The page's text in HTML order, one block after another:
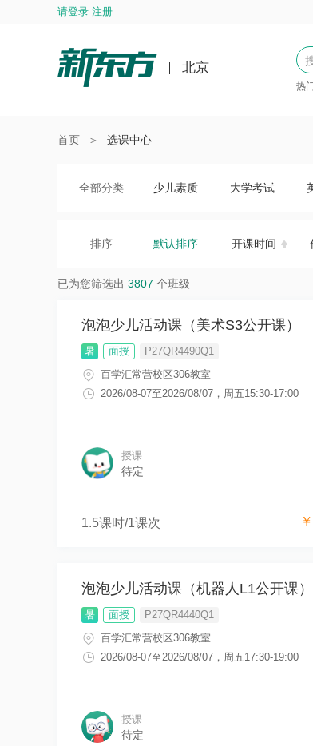
请登录 注册
北京
热
首页 ＞ 选课中心
全部分类 少儿素质 大学考试
排序 默认排序 开课时间
已为您筛选出 3807 个班级
泡泡少儿活动课（美术S3公开课）
暑 面授
P27QR4490Q1
百学汇常营校区306教室
2026/08-07至2026/08/07 ， 周五15:30-17:00
授课
待定
1.5课时/1课次 ￥
泡泡少儿活动课（机器人L1公开课）
暑 面授
P27QR4440Q1
百学汇常营校区306教室
2026/08-07至2026/08/07 ， 周五17:30-19:00
授课
待定